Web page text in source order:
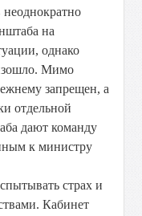
на
однако
Мимо
запрещен, а
отдельной
дают команду
к министру
страх и
Кабинет